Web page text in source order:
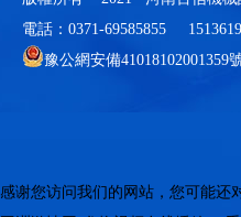
電話：0371-69585855
豫公網安備41018102001359
感谢您访问我们的网站，您可能还